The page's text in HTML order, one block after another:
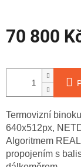
70 800
cena:
Termovizní
640x512px,
Algoritmem
propojením s